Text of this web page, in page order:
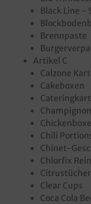
Black Line -
Brennpaste
Artikel C
Calzone
Cakeboxen
Chili
Chinet-
Chlorfix
Citrustücher
Clear Cups
Coca Cola